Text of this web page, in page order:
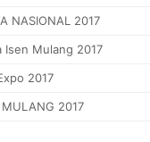
NASIONAL 2017
Isen Mulang 2017
2017
MULANG 2017